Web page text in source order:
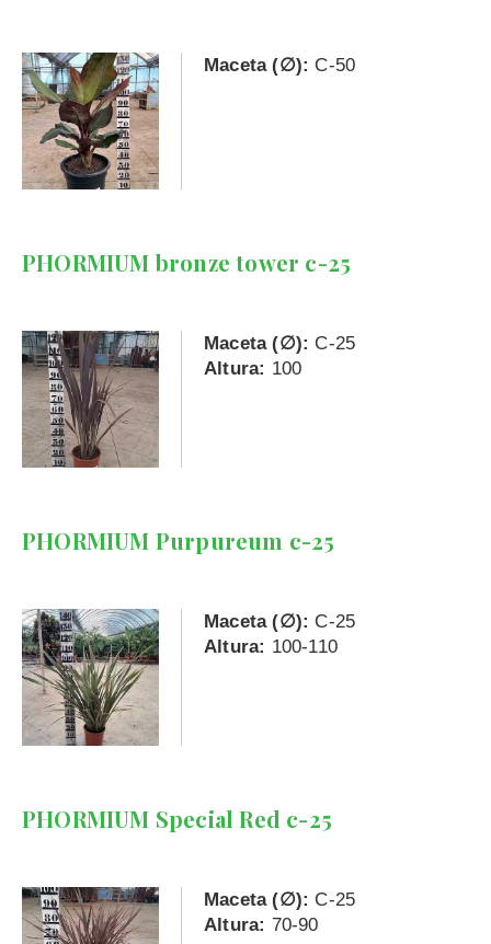
Maceta (∅): C-50
PHORMIUM bronze tower c-25
Maceta (∅): C-25
Altura: 100
PHORMIUM Purpureum c-25
Maceta (∅): C-25
Altura: 100-110
PHORMIUM Special Red c-25
Maceta (∅): C-25
Altura: 70-90